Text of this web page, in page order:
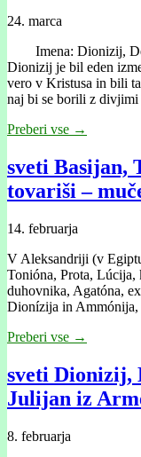
24. marca
Imena: Dionizij,
Dionizij je bil eden
vero v Kristusa in bili
naj bi se borili z
Preberi vse →
sveti Basijan,
tovariši –
14. februarja
V Aleksandriji (v
Tonióna, Prota,
duhovnika, Agatóna,
Dionízija in
Preberi vse →
sveti Dionizij,
Julijan iz
8. februarja